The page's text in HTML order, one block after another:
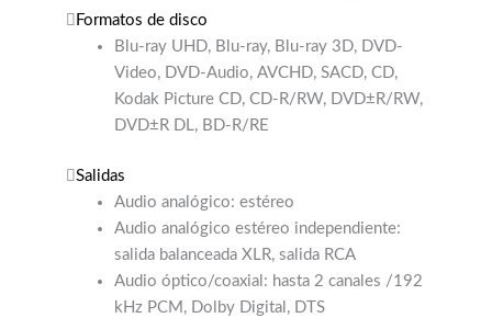
Formatos de disco
Blu-ray UHD, Blu-ray, Blu-ray 3D, DVD-
Video, DVD-Audio, AVCHD, SACD, CD,
Kodak Picture CD, CD-R/RW, DVD±R/RW,
DVD±R DL, BD-R/RE
Salidas
Audio analógico: estéreo
Audio analógico estéreo independiente:
salida balanceada XLR, salida RCA
Audio óptico/coaxial: hasta 2 canales /192
kHz PCM, Dolby Digital, DTS